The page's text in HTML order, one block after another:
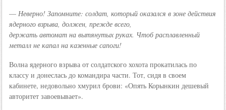
— Неверно! Запомните: солдат, который оказался в зоне действия
ядерного взрыва, должен, прежде всего,
держать автомат на вытянутых руках. Чтоб расплавленный
металл не капал на казенные сапоги!
Волна ядерного взрыва от солдатского хохота прокатилась по
классу и донеслась до командира части. Тот, сидя в своем
кабинете, недовольно хмурил брови: «Опять Корынкин дешевый
авторитет завоевывает».